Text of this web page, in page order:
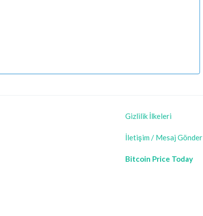
Gizlilik İlkeleri
İletişim / Mesaj Gönder
Bitcoin Price Today